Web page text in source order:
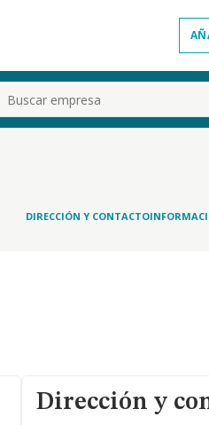
Buscar
DIRECCIÓN Y CONTACTO
Dirección y